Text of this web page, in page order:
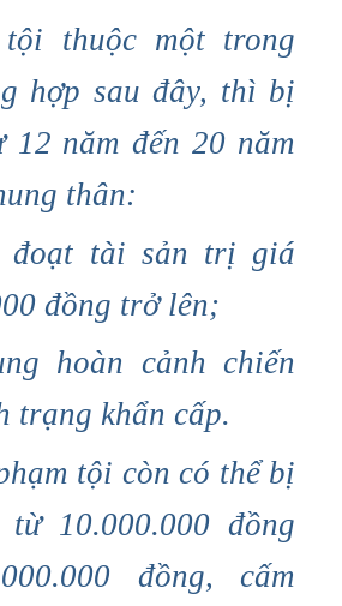
thuộc một trong
hợp sau đây, thì bị
12 năm đến 20 năm
thân:
đoạt tài sản trị giá
đồng trở lên;
hoàn cảnh chiến
trạng khẩn cấp.
tội còn có thể bị
10.000.000 đồng
đồng, cấm